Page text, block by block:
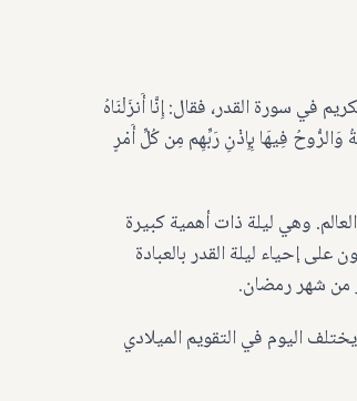
في سورة القدر، فقال: إِنَّا أَنزَلْنَاهُ
(2) لَيْلَةُ الْقَدْرِ خَيْرٌ مِّنْ أَلْفِ شَهْرٍ (3) تَنَزَّلُ الْمَلَائِكَةُ وَالرُّوحُ فِيهَا بِإِذْنِ رَبِّهِم مِن كُلِّ أَمْرٍ
وهي ليلة ذات أهمية كبيرة
إحياء ليلة القدر بالعبادة
من شهر رمضان.
اليوم في التقويم الميلادي